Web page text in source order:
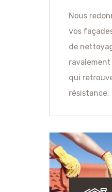
Nous
vos
de
ravalement
qui
résistance.